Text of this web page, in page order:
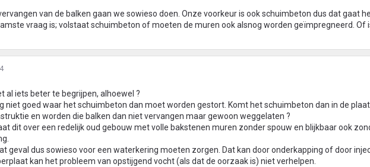
van de balken gaan we sowieso doen. Onze voorkeur is ook schuimbeton dus dat gaat
vraag is; volstaat schuimbeton of moeten de muren ook alsnog worden geïmpregneerd. Of
al iets beter te begrijpen, alhoewel ?
niet goed waar het schuimbeton dan moet worden gestort. Komt het schuimbeton dan in de
en worden die balken dan niet vervangen maar gewoon weggelaten ?
dit over een redelijk oud gebouw met volle bakstenen muren zonder spouw en blijkbaar ook
geval dus sowieso voor een waterkering moeten zorgen. Dat kan door onderkapping of door
kan het probleem van opstijgend vocht (als dat de oorzaak is) niet verhelpen.